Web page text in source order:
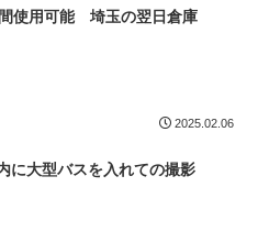
使用可能 埼玉の翌日倉庫
2025.02.06
に大型バスを入れての撮影